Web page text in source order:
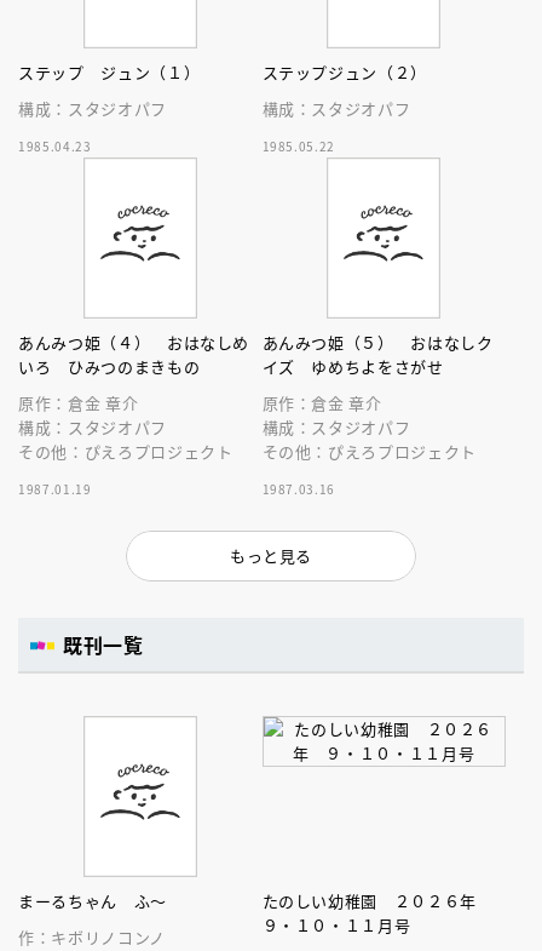
ステップ ジュン（１）
構成：スタジオパフ
1985.04.23
ステップジュン（２）
構成：スタジオパフ
1985.05.22
あんみつ姫（４） おはなしめ
いろ ひみつのまきもの
原作：倉金 章介
構成：スタジオパフ
その他：ぴえろプロジェクト
1987.01.19
あんみつ姫（５） おはなしク
イズ ゆめちよをさがせ
原作：倉金 章介
構成：スタジオパフ
その他：ぴえろプロジェクト
1987.03.16
もっと見る
既刊一覧
まーるちゃん ふ～
作：キボリノコンノ
たのしい幼稚園 ２０２６年
９・１０・１１月号